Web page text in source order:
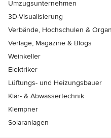
Umzugsunternehmen
3D-Visualisierung
Verbände, Hochschulen &
Verlage, Magazine & Blogs
Weinkeller
Elektriker
Lüftungs- und Heizungsbauer
Klär- & Abwassertechnik
Klempner
Solaranlagen